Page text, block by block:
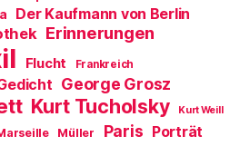
Der Kaufmann von Berlin
Erinnerungen
Flucht Frankreich
George Grosz
Kurt Tucholsky Kurt Weill
Müller Paris Porträt